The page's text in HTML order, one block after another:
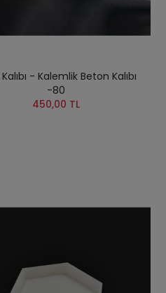
Kalıbı - Kalemlik Beton Kalıbı
-80
450,00 TL